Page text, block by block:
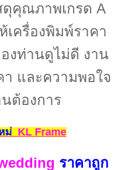
คุณภาพเกรด A
เครื่องพิมพ์ราคา
งท่านดูไม่ดี งาน
และความพอใจ
ต้องการ
KL Frame
ราคาถูก